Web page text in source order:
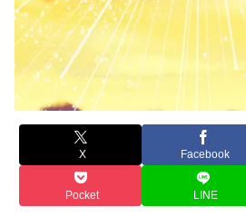
X Facebook
Pocket LINE